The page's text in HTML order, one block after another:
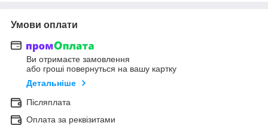
Умови оплати
Ви отримаєте замовлення
або гроші повернуться на вашу картку
Детальніше
Післяплата
Оплата за реквізитами